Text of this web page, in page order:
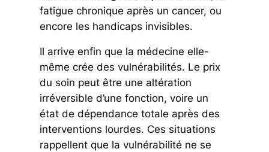
fatigue chronique après un cancer, ou
encore les handicaps invisibles.
Il arrive enfin que la médecine elle-
même crée des vulnérabilités. Le prix
du soin peut être une altération
irréversible d’une fonction, voire un
état de dépendance totale après des
interventions lourdes. Ces situations
rappellent que la vulnérabilité ne se